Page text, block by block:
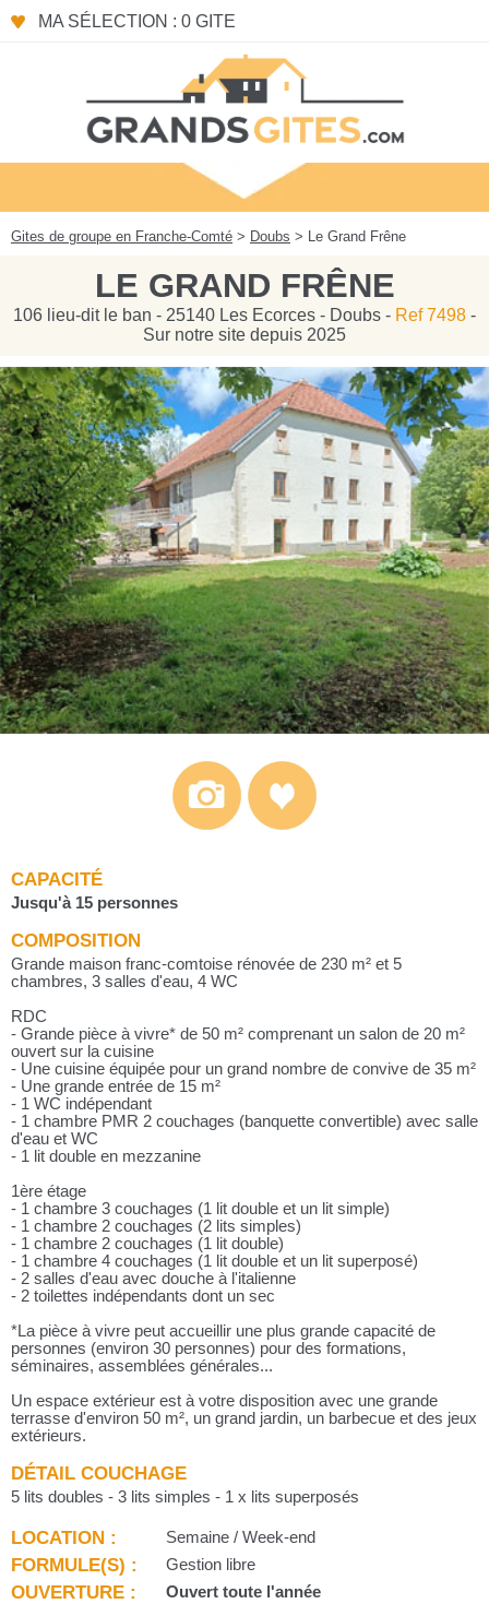
MA SÉLECTION : 0 GITE
Gites de groupe en Franche-Comté > Doubs > Le Grand Frêne
LE GRAND FRÊNE
106 lieu-dit le ban - 25140 Les Ecorces - Doubs - Ref 7498 -
Sur notre site depuis 2025
CAPACITÉ
Jusqu'à 15 personnes
COMPOSITION
Grande maison franc-comtoise rénovée de 230 m² et 5
chambres, 3 salles d'eau, 4 WC
RDC
- Grande pièce à vivre* de 50 m² comprenant un salon de 20 m²
ouvert sur la cuisine
- Une cuisine équipée pour un grand nombre de convive de 35 m²
- Une grande entrée de 15 m²
- 1 WC indépendant
- 1 chambre PMR 2 couchages (banquette convertible) avec salle
d'eau et WC
- 1 lit double en mezzanine
1ère étage
- 1 chambre 3 couchages (1 lit double et un lit simple)
- 1 chambre 2 couchages (2 lits simples)
- 1 chambre 2 couchages (1 lit double)
- 1 chambre 4 couchages (1 lit double et un lit superposé)
- 2 salles d'eau avec douche à l'italienne
- 2 toilettes indépendants dont un sec
*La pièce à vivre peut accueillir une plus grande capacité de
personnes (environ 30 personnes) pour des formations,
séminaires, assemblées générales...
Un espace extérieur est à votre disposition avec une grande
terrasse d'environ 50 m², un grand jardin, un barbecue et des jeux
extérieurs.
DÉTAIL COUCHAGE
5 lits doubles - 3 lits simples - 1 x lits superposés
LOCATION : Semaine / Week-end
FORMULE(S) : Gestion libre
OUVERTURE : Ouvert toute l'année
Panneau de gestion des cookies